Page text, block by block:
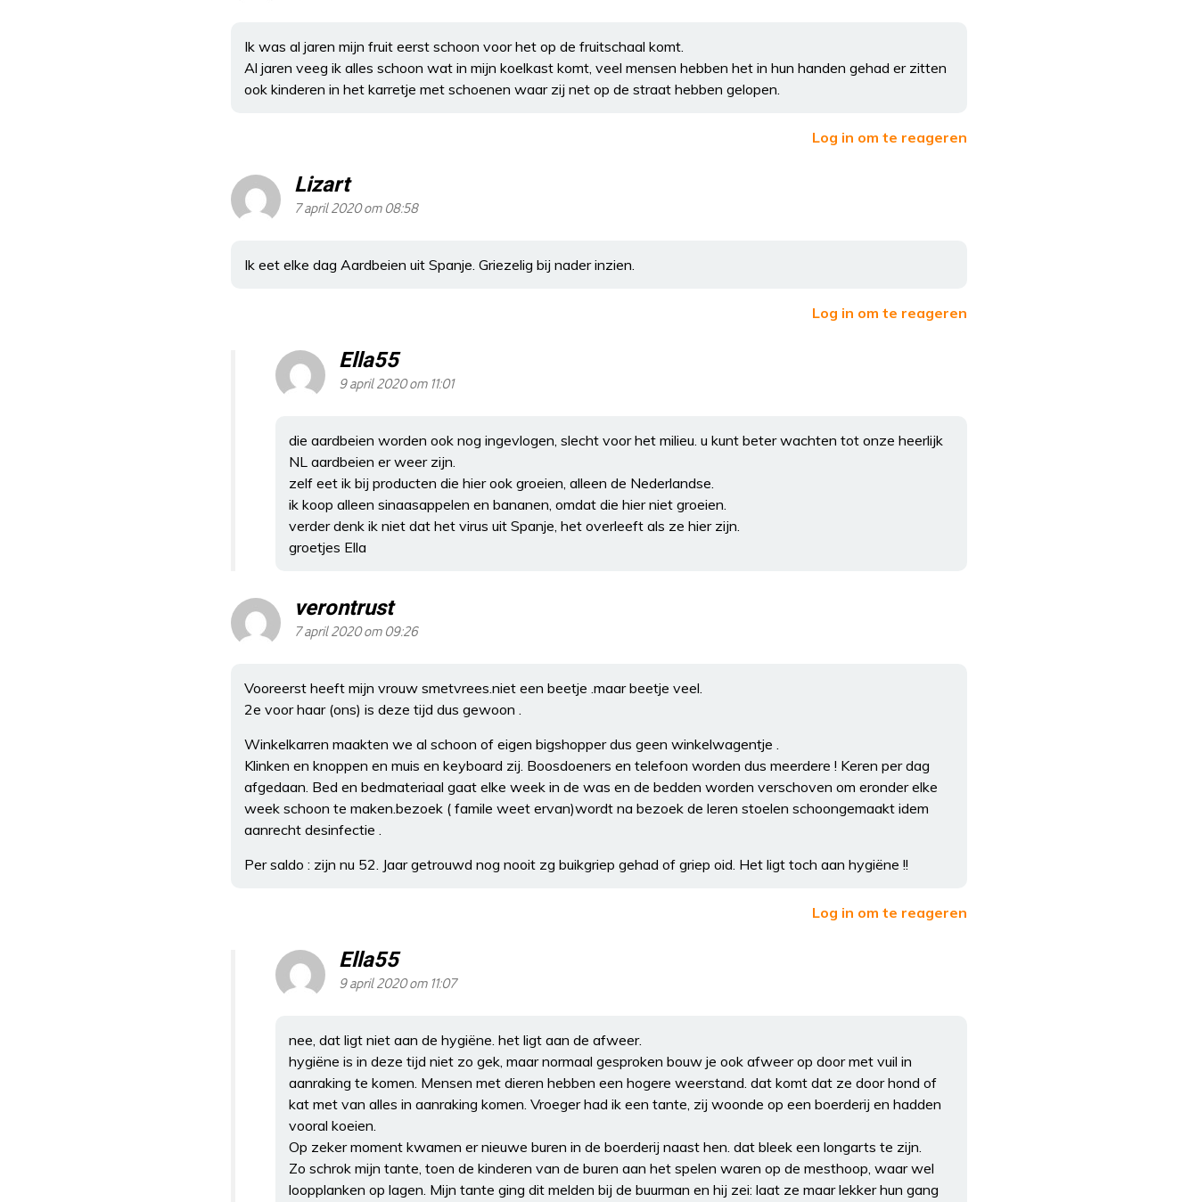
Ik was al jaren mijn fruit eerst schoon voor het op de fruitschaal komt.
Al jaren veeg ik alles schoon wat in mijn koelkast komt, veel mensen hebben het in hun handen gehad er zitten
ook kinderen in het karretje met schoenen waar zij net op de straat hebben gelopen.
Log in om te reageren
Lizart
7 april 2020 om 08:58
Ik eet elke dag Aardbeien uit Spanje. Griezelig bij nader inzien.
Log in om te reageren
Ella55
9 april 2020 om 11:01
die aardbeien worden ook nog ingevlogen, slecht voor het milieu. u kunt beter wachten tot onze heerlijk
NL aardbeien er weer zijn.
zelf eet ik bij producten die hier ook groeien, alleen de Nederlandse.
ik koop alleen sinaasappelen en bananen, omdat die hier niet groeien.
verder denk ik niet dat het virus uit Spanje, het overleeft als ze hier zijn.
groetjes Ella
verontrust
7 april 2020 om 09:26
Vooreerst heeft mijn vrouw smetvrees.niet een beetje .maar beetje veel.
2e voor haar (ons) is deze tijd dus gewoon .
Winkelkarren maakten we al schoon of eigen bigshopper dus geen winkelwagentje .
Klinken en knoppen en muis en keyboard zij. Boosdoeners en telefoon worden dus meerdere ! Keren per dag
afgedaan. Bed en bedmateriaal gaat elke week in de was en de bedden worden verschoven om eronder elke
week schoon te maken.bezoek ( famile weet ervan)wordt na bezoek de leren stoelen schoongemaakt idem
aanrecht desinfectie .
Per saldo : zijn nu 52. Jaar getrouwd nog nooit zg buikgriep gehad of griep oid. Het ligt toch aan hygiëne !!
Log in om te reageren
Ella55
9 april 2020 om 11:07
nee, dat ligt niet aan de hygiëne. het ligt aan de afweer.
hygiëne is in deze tijd niet zo gek, maar normaal gesproken bouw je ook afweer op door met vuil in
aanraking te komen. Mensen met dieren hebben een hogere weerstand. dat komt dat ze door hond of
kat met van alles in aanraking komen. Vroeger had ik een tante, zij woonde op een boerderij en hadden
vooral koeien.
Op zeker moment kwamen er nieuwe buren in de boerderij naast hen. dat bleek een longarts te zijn.
Zo schrok mijn tante, toen de kinderen van de buren aan het spelen waren op de mesthoop, waar wel
loopplanken op lagen. Mijn tante ging dit melden bij de buurman en hij zei: laat ze maar lekker hun gang